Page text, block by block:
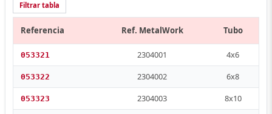
Filtrar tabla
Referencia Ref. MetalWork Tubo
053321 2304001 4x6
053322 2304002 6x8
053323 2304003 8x10